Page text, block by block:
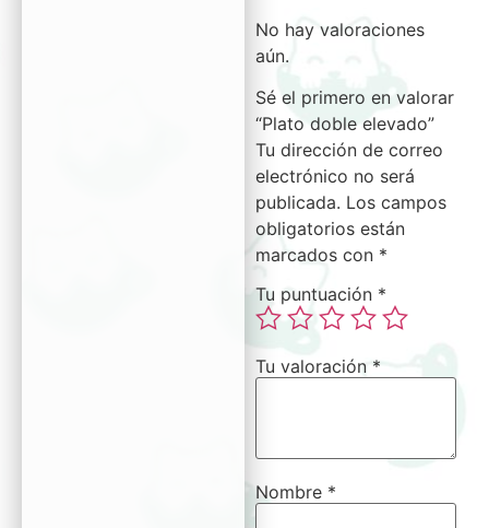
No hay valoraciones
aún.
Sé el primero en valorar
“Plato doble elevado”
Tu dirección de correo
electrónico no será
publicada. Los campos
obligatorios están
marcados con *
Tu puntuación *
Tu valoración *
Nombre *